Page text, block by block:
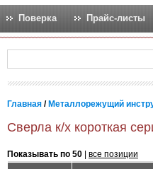
Поверка Прайс-листы
Главная / Металлорежущий
Сверла к/х короткая
Показывать по 50 все позиции